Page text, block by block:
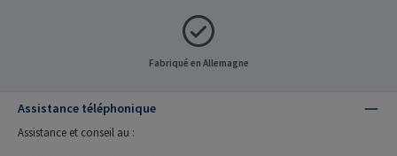
Fabriqué en Allemagne
Assistance téléphonique
Assistance et conseil au :